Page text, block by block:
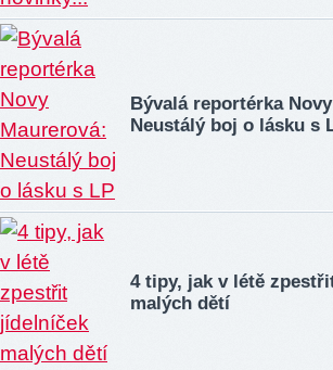
Bývalá reportérka
Neustálý boj o lásku s
4 tipy, jak v létě
malých dětí